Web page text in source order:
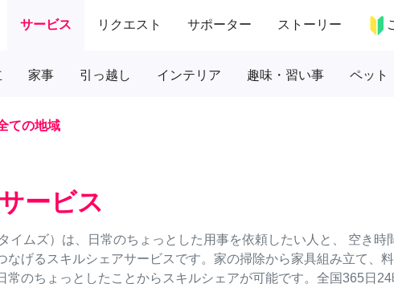
サービス リクエスト サポーター ストーリー
家事 引っ越し インテリア 趣味・習い事 ペット
ての地域
ービス
イムズ）は、日常のちょっとした用事を依頼したい人と、 空き時
なげるスキルシェアサービスです。家の掃除から家具組み立て、料
常のちょっとしたことからスキルシェアが可能です。全国365日